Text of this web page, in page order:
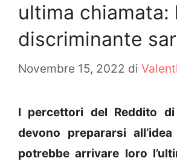
ultima chiamata:
discriminante
Novembre 15, 2022 di
I percettori del Reddito di
devono prepararsi
potrebbe arrivare loro